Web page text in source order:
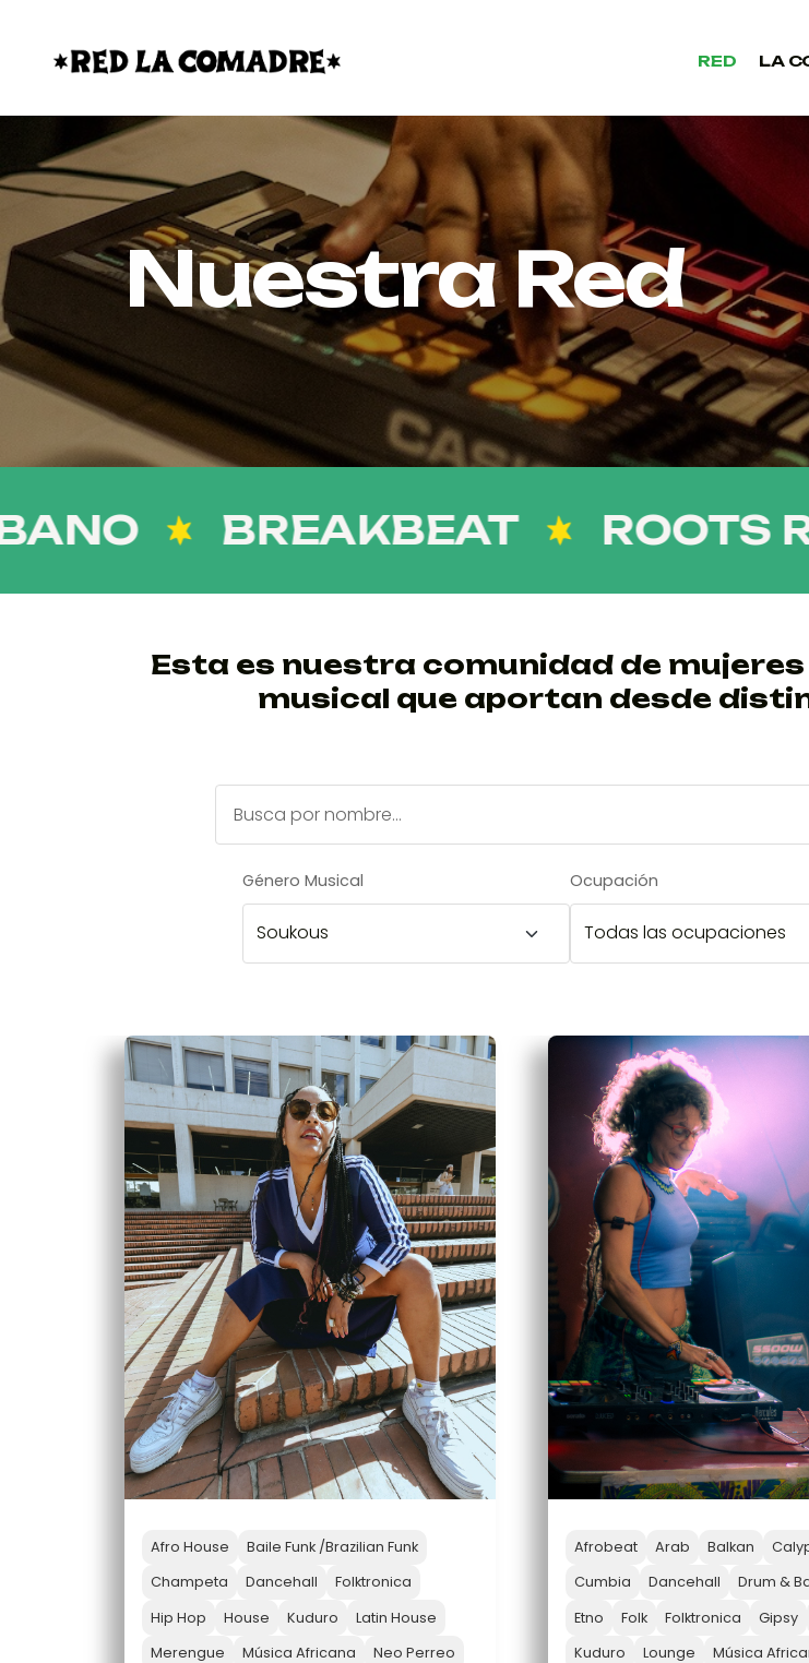
RED
LA
Nuestra Red
BREAKBEAT ROOTS
Esta es nuestra comunidad de
musical que aportan desde
Género Musical Ocupación
Afro House
Baile Funk /Brazilian Funk
Champeta
Dancehall
Folktronica
Hip Hop
House Kuduro
Latin House
Merengue
Música Africana
Neo Perreo
Afrobeat Arab Balkan
Cumbia
Dancehall Drum &
Etno
Folk Folktronica Gipsy
Kuduro
Lounge
Música